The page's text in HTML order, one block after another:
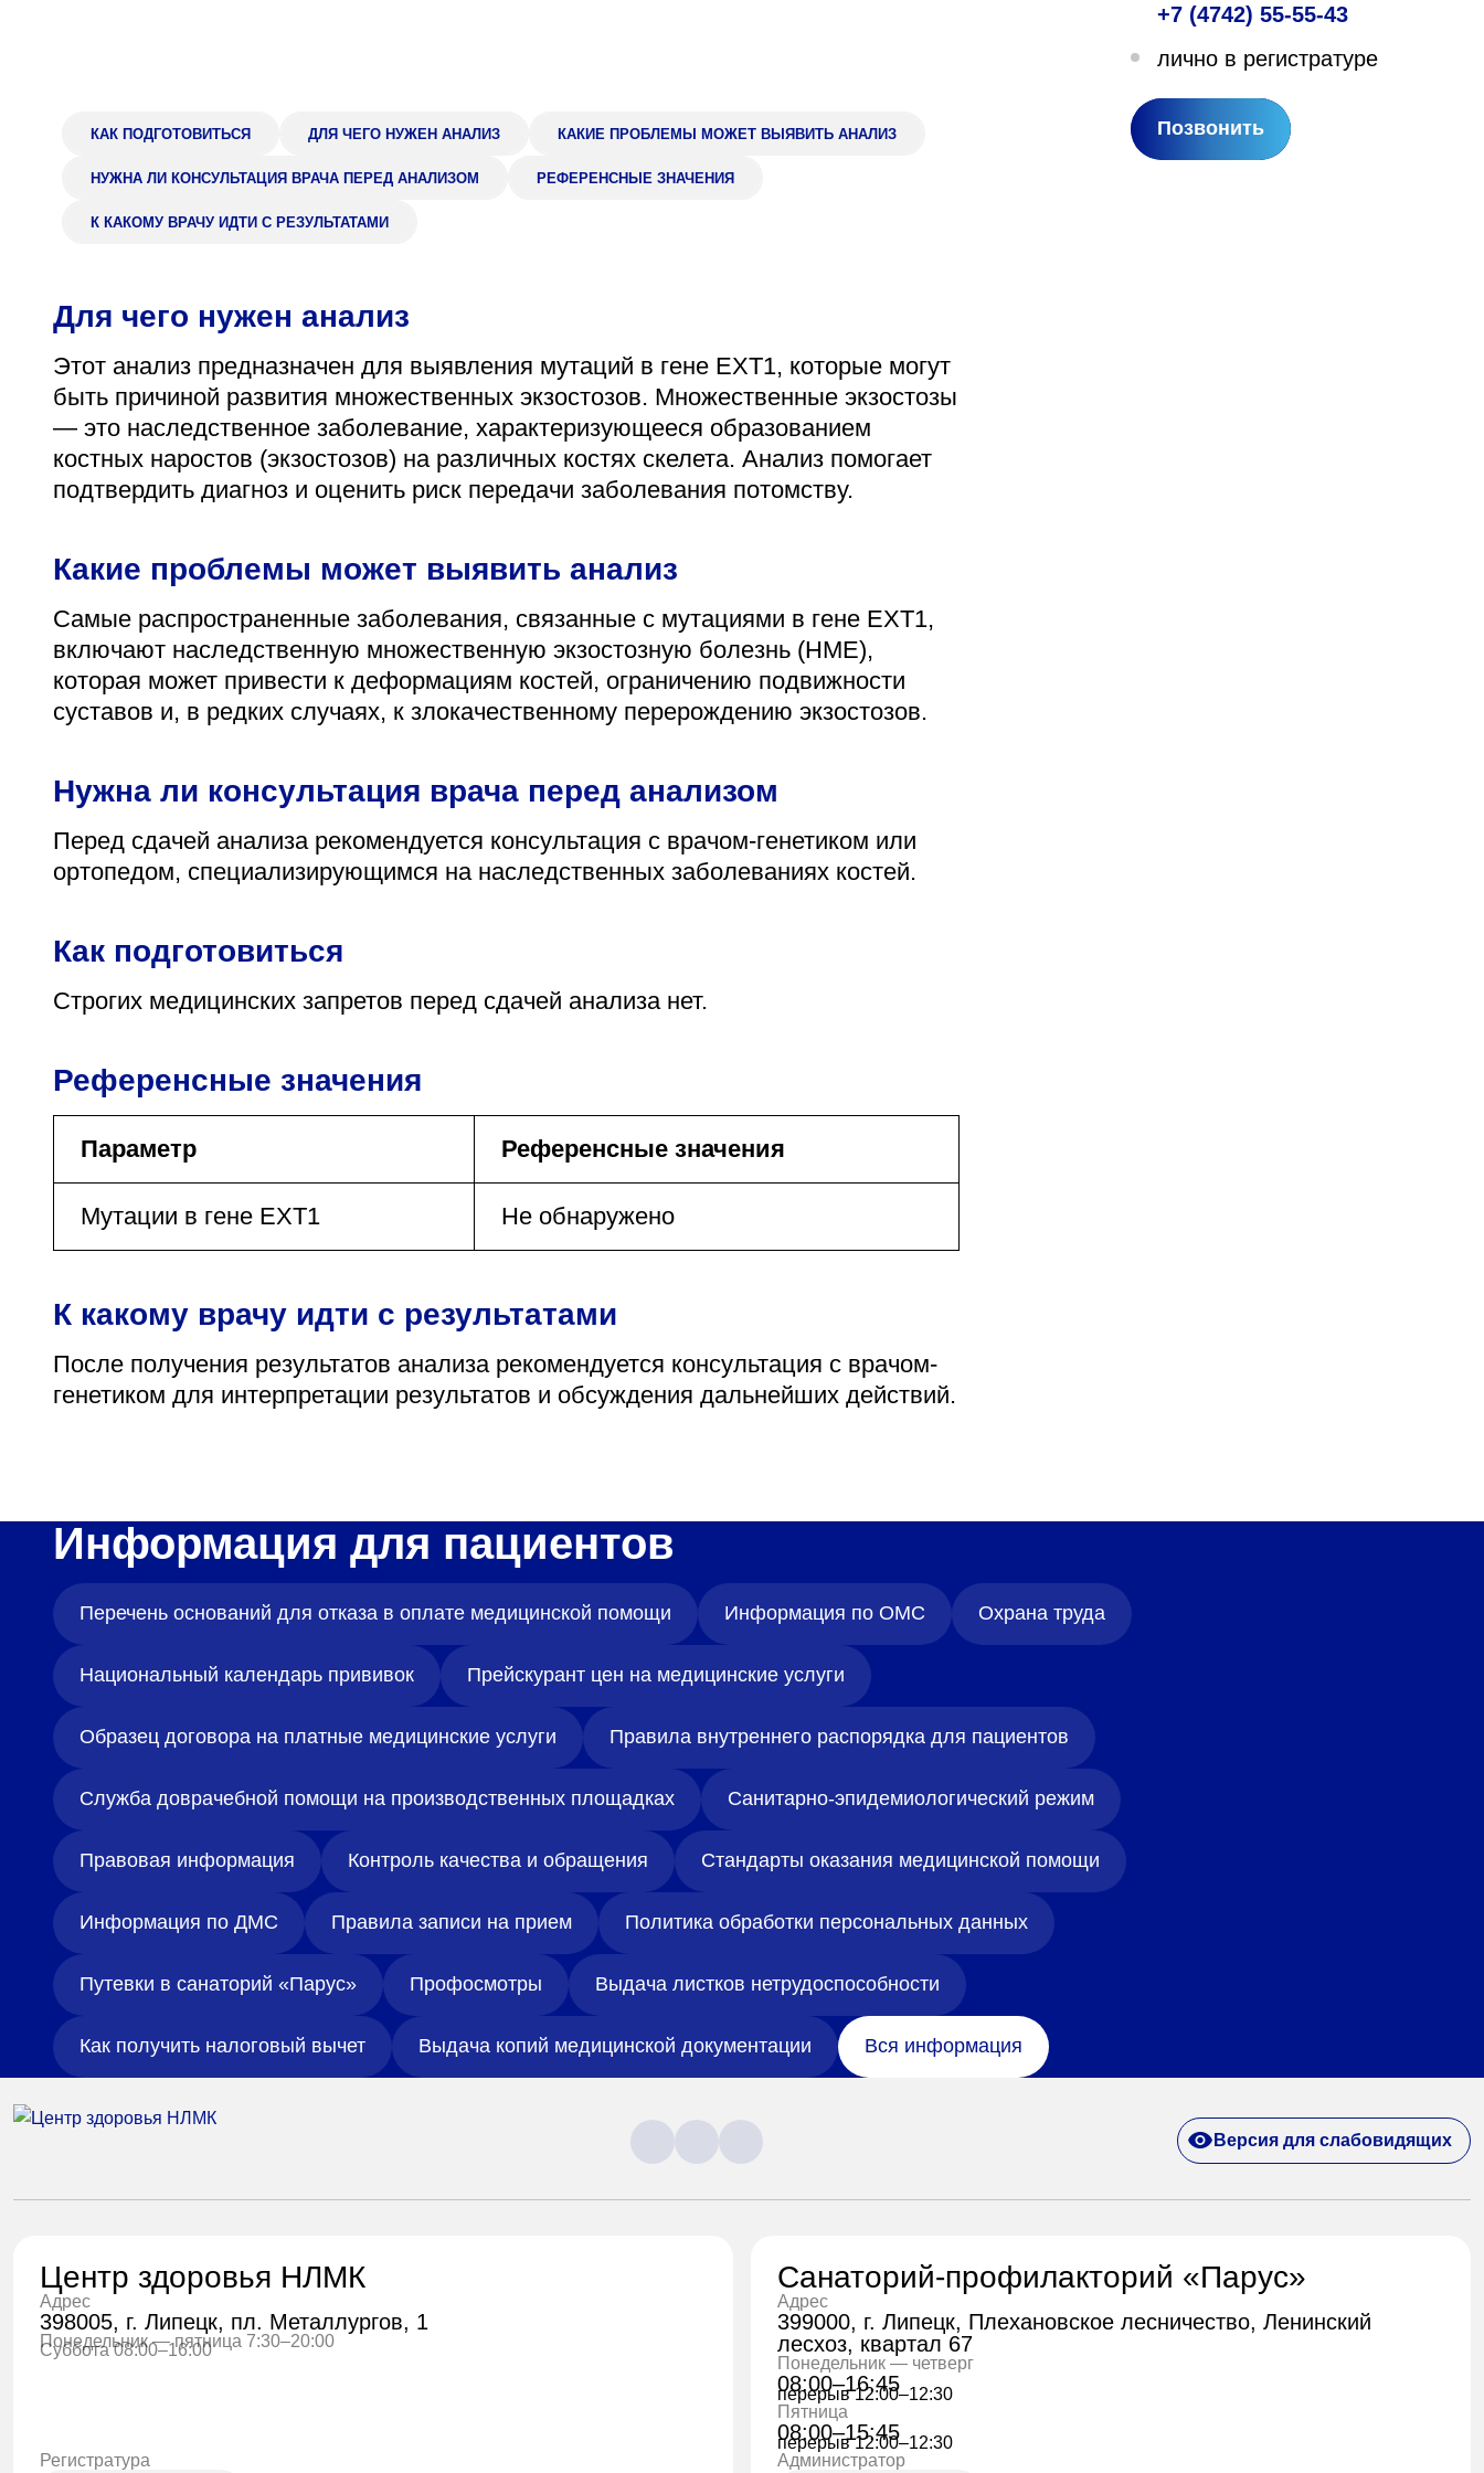
399000, г. Липецк, Плехановское лесничество,
08:00–16:45
КАК ПОДГОТОВИТЬСЯ ДЛЯ ЧЕГО НУЖЕН АНАЛИЗ КАКИЕ ПРОБЛЕМЫ МОЖЕТ ВЫЯВИТЬ АНАЛИЗ
НУЖНА ЛИ КОНСУЛЬТАЦИЯ ВРАЧА ПЕРЕД АНАЛИЗОМ РЕФЕРЕНСНЫЕ ЗНАЧЕНИЯ
К КАКОМУ ВРАЧУ ИДТИ С РЕЗУЛЬТАТАМИ
Для чего нужен анализ
Этот анализ предназначен для выявления мутаций в гене EXT1, которые могут
быть причиной развития множественных экзостозов. Множественные экзостозы
— это наследственное заболевание, характеризующееся образованием
костных наростов (экзостозов) на различных костях скелета. Анализ помогает
подтвердить диагноз и оценить риск передачи заболевания потомству.
Какие проблемы может выявить анализ
Самые распространенные заболевания, связанные с мутациями в гене EXT1,
включают наследственную множественную экзостозную болезнь (HME),
которая может привести к деформациям костей, ограничению подвижности
суставов и, в редких случаях, к злокачественному перерождению экзостозов.
Нужна ли консультация врача перед анализом
Перед сдачей анализа рекомендуется консультация с врачом-генетиком или
ортопедом, специализирующимся на наследственных заболеваниях костей.
Как подготовиться
Строгих медицинских запретов перед сдачей анализа нет.
Референсные значения
Параметр Референсные значения
Мутации в гене EXT1 Не обнаружено
К какому врачу идти с результатами
После получения результатов анализа рекомендуется консультация с врачом-
генетиком для интерпретации результатов и обсуждения дальнейших действий.
+7 (4742) 55-55-43
лично в регистратуре
Позвонить
Информация для пациентов
Перечень оснований для отказа в оплате медицинской помощи Информация по ОМС Охрана труда
Национальный календарь прививок Прейскурант цен на медицинские услуги
Образец договора на платные медицинские услуги Правила внутреннего распорядка для пациентов
Служба доврачебной помощи на производственных площадках Санитарно-эпидемиологический режим
Правовая информация Контроль качества и обращения Стандарты оказания медицинской помощи
Информация по ДМС Правила записи на прием Политика обработки персональных данных
Путевки в санаторий «Парус» Профосмотры Выдача листков нетрудоспособности
Как получить налоговый вычет Выдача копий медицинской документации Вся информация
Версия для слабовидящих
Центр здоровья НЛМК
Адрес
398005, г. Липецк, пл. Металлургов, 1
Понедельник — пятница 7:30–20:00
Суббота 08:00–16:00
Регистратура
Санаторий-профилакторий «Парус»
Адрес
399000, г. Липецк, Плехановское лесничество, Ленинский
лесхоз, квартал 67
Понедельник — четверг
08:00–16:45
перерыв 12:00–12:30
Пятница
08:00–15:45
перерыв 12:00–12:30
Администратор